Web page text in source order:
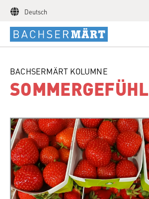
Deutsch
BACHSERMÄRT KOLUMNE
SOMMERGEFÜHL